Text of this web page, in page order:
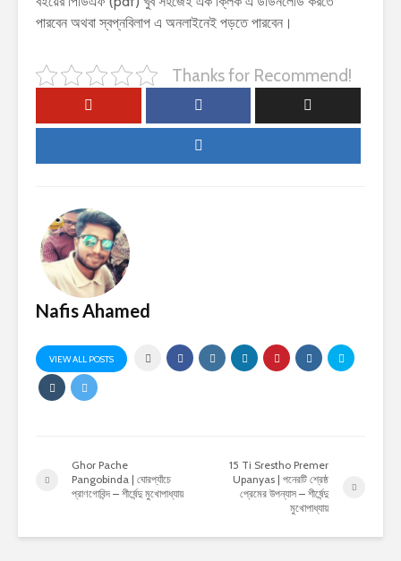
পারবেন অথবা স্বপ্নবিলাপ এ অনলাইনেই পড়তে পারবেন।
Thanks for Recommend!
Nafis Ahamed
VIEW ALL POSTS
Ghor Pache
Pangobinda | ঘোরপ্যাঁচে
প্রাণগোবিন্দ – শীর্ষেন্দু মুখোপাধ্যায়
15 Ti Srestho Premer
Upanyas | পনেরটি শ্রেষ্ঠ
প্রেমের উপন্যাস – শীর্ষেন্দু
মুখোপাধ্যায়